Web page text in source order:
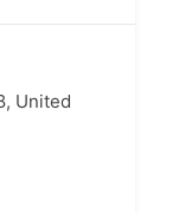
United